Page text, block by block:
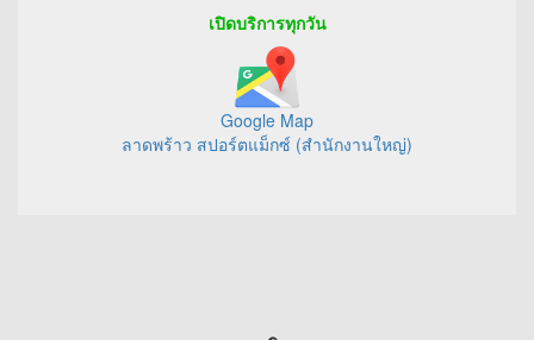
เปิดบริการทุกวัน
Google Map
ลาดพร้าว สปอร์ตแม็กซ์ (สำนักงานใหญ่)